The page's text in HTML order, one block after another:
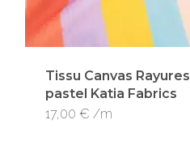
Tissu Canvas Rayures
pastel Katia Fabrics
17,00 € /m